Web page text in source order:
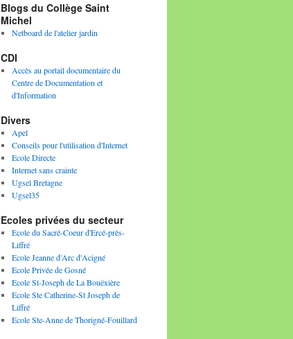
Blogs du Collège Saint
Michel
Netboard de l'atelier jardin
CDI
Accès au portail documentaire du
Centre de Documentation et
d'Information
Divers
Apel
Conseils pour l'utilisation d'Internet
Ecole Directe
Internet sans crainte
Ugsel Bretagne
Ugsel35
Ecoles privées du secteur
Ecole du Sacré-Coeur d'Ercé-près-
Liffré
Ecole Jeanne d'Arc d'Acigné
Ecole Privée de Gosné
Ecole St-Joseph de La Bouëxière
Ecole Ste Catherine-St Joseph de
Liffré
Ecole Ste-Anne de Thorigné-Fouillard